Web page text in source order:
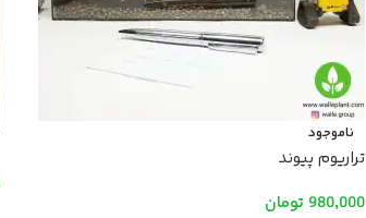
ناموجود
تراریوم پیوند
980,000 تومان